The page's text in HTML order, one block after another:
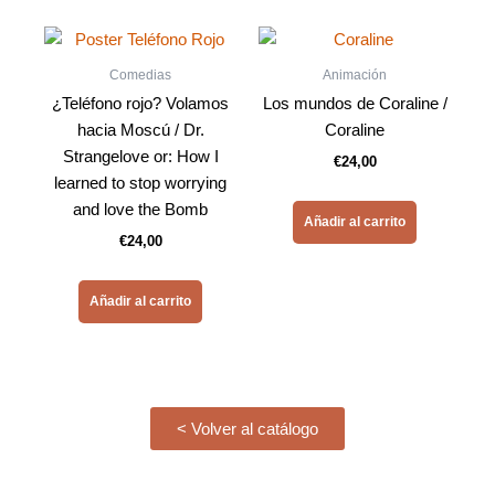
Comedias
¿Teléfono rojo? Volamos
hacia Moscú / Dr.
Strangelove or: How I
learned to stop worrying
and love the Bomb
€24,00
Añadir al carrito
Animación
Los mundos de Coraline /
Coraline
€24,00
Añadir al carrito
< Volver al catálogo